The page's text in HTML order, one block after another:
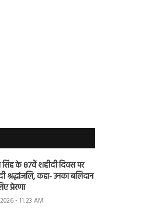
के 87वें शहीदी दिवस पर
श्रद्धांजलि, कहा- उनका बलिदान
प्रेरणा
- 11:23 AM